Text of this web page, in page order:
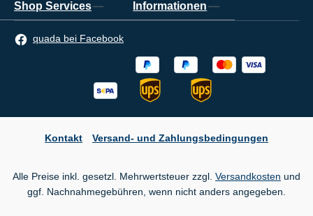
Shop Services Informationen
quada bei Facebook
Kontakt Versand- und Zahlungsbedingungen
Alle Preise inkl. gesetzl. Mehrwertsteuer zzgl. Versandkosten und
ggf. Nachnahmegebühren, wenn nicht anders angegeben.